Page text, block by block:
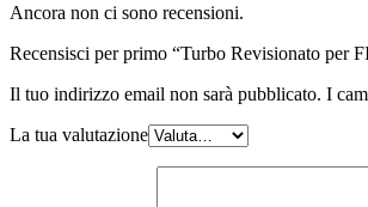
Ancora non ci sono recensioni.
Recensisci per primo “Turbo Revisionato
Il tuo indirizzo email non sarà pubblicato. I
La tua valutazione